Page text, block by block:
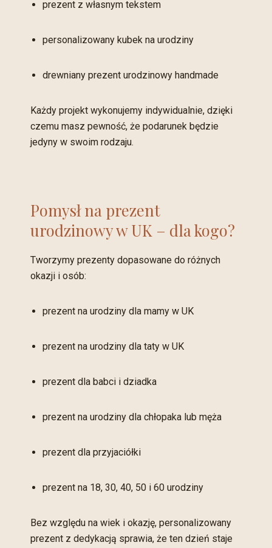
prezent z własnym tekstem
personalizowany kubek na urodziny
drewniany prezent urodzinowy handmade
Każdy projekt wykonujemy indywidualnie, dzięki
czemu masz pewność, że podarunek będzie
jedyny w swoim rodzaju.
Pomysł na prezent
urodzinowy w UK – dla kogo?
Tworzymy prezenty dopasowane do różnych
okazji i osób:
prezent na urodziny dla mamy w UK
prezent na urodziny dla taty w UK
prezent dla babci i dziadka
prezent na urodziny dla chłopaka lub męża
prezent dla przyjaciółki
prezent na 18, 30, 40, 50 i 60 urodziny
Bez względu na wiek i okazję, personalizowany
prezent z dedykacją sprawia, że ten dzień staje